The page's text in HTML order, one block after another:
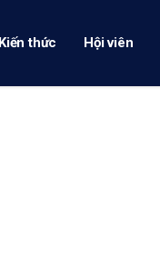
Kiến thức Hội viên